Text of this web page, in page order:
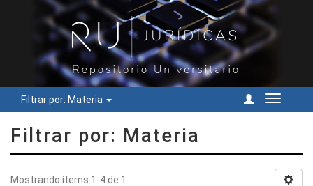
Filtrar por: Materia
Cambiar
Filtrar por: Materia
Mostrando ítems 1-4 de 1